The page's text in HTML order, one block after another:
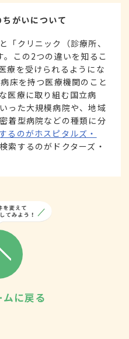
ちがいについて
「クリニック（診療所、
この2つの違いを知るこ
療を受けられるようにな
床を持つ医療機関のこと
医療に取り組む国立病
った大規模病院や、地域
着型病院などの種類に分
るのがホスピタルズ・
索するのがドクターズ・
に戻る